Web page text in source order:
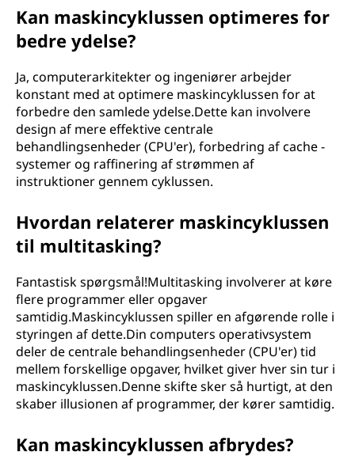
Kan maskincyklussen optimeres for
bedre ydelse?
Ja, computerarkitekter og ingeniører arbejder
konstant med at optimere maskincyklussen for at
forbedre den samlede ydelse.Dette kan involvere
design af mere effektive centrale
behandlingsenheder (CPU'er), forbedring af cache -
systemer og raffinering af strømmen af
instruktioner gennem cyklussen.
Hvordan relaterer maskincyklussen
til multitasking?
Fantastisk spørgsmål!Multitasking involverer at køre
flere programmer eller opgaver
samtidig.Maskincyklussen spiller en afgørende rolle i
styringen af dette.Din computers operativsystem
deler de centrale behandlingsenheder (CPU'er) tid
mellem forskellige opgaver, hvilket giver hver sin tur i
maskincyklussen.Denne skifte sker så hurtigt, at den
skaber illusionen af programmer, der kører samtidig.
Kan maskincyklussen afbrydes?